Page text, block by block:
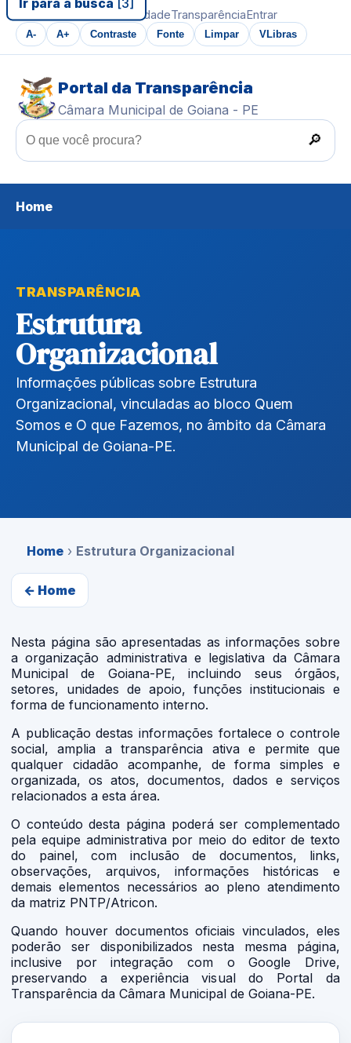
Ir para a busca [3]
Ir ao conteúdo AcessibilidadeTransparênciaEntrar
A- A+ Contraste Fonte Limpar VLibras
Portal da Transparência
Câmara Municipal de Goiana - PE
🔎
Home
TRANSPARÊNCIA
Estrutura
Organizacional
Informações públicas sobre Estrutura
Organizacional, vinculadas ao bloco Quem
Somos e O que Fazemos, no âmbito da Câmara
Municipal de Goiana-PE.
Home › Estrutura Organizacional
← Home
Nesta página são apresentadas as informações sobre
a organização administrativa e legislativa da Câmara
Municipal de Goiana-PE, incluindo seus órgãos,
setores, unidades de apoio, funções institucionais e
forma de funcionamento interno.
A publicação destas informações fortalece o controle
social, amplia a transparência ativa e permite que
qualquer cidadão acompanhe, de forma simples e
organizada, os atos, documentos, dados e serviços
relacionados a esta área.
O conteúdo desta página poderá ser complementado
pela equipe administrativa por meio do editor de texto
do painel, com inclusão de documentos, links,
observações, arquivos, informações históricas e
demais elementos necessários ao pleno atendimento
da matriz PNTP/Atricon.
Quando houver documentos oficiais vinculados, eles
poderão ser disponibilizados nesta mesma página,
inclusive por integração com o Google Drive,
preservando a experiência visual do Portal da
Transparência da Câmara Municipal de Goiana-PE.